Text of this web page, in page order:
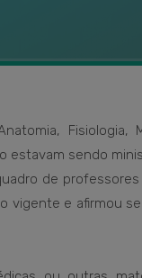
estavam sendo
de
vigente e afirmou